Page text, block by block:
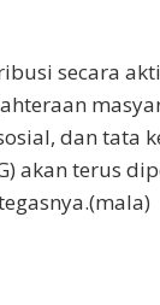
secara
dan tata
akan terus